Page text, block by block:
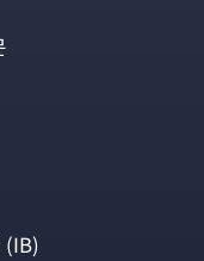
(IB)